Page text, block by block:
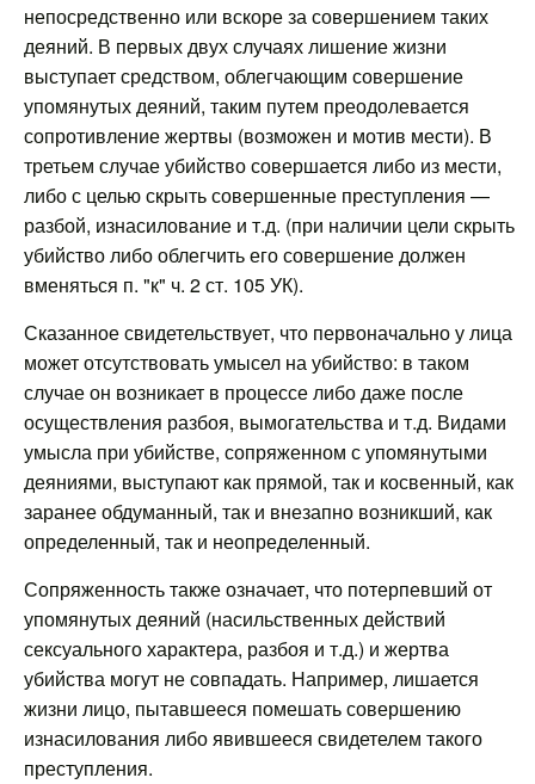
непосредственно или вскоре за совершением таких
деяний. В первых двух случаях лишение жизни
выступает средством, облегчающим совершение
упомянутых деяний, таким путем преодолевается
сопротивление жертвы (возможен и мотив мести). В
третьем случае убийство совершается либо из мести,
либо с целью скрыть совершенные преступления —
разбой, изнасилование и т.д. (при наличии цели скрыть
убийство либо облегчить его совершение должен
вменяться п. "к" ч. 2 ст. 105 УК).
Сказанное свидетельствует, что первоначально у лица
может отсутствовать умысел на убийство: в таком
случае он возникает в процессе либо даже после
осуществления разбоя, вымогательства и т.д. Видами
умысла при убийстве, сопряженном с упомянутыми
деяниями, выступают как прямой, так и косвенный, как
заранее обдуманный, так и внезапно возникший, как
определенный, так и неопределенный.
Сопряженность также означает, что потерпевший от
упомянутых деяний (насильственных действий
сексуального характера, разбоя и т.д.) и жертва
убийства могут не совпадать. Например, лишается
жизни лицо, пытавшееся помешать совершению
изнасилования либо явившееся свидетелем такого
преступления.